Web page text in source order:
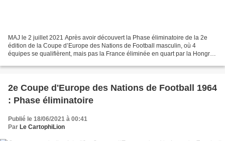
MAJ le 2 juillet 2021 Après avoir découvert la Phase éliminatoire de la 2e
édition de la Coupe d’Europe des Nations de Football masculin, où 4
équipes se qualifièrent, mais pas la France éliminée en quart par la Hongrie,
2e Coupe d'Europe des Nations de Football 1964
: Phase éliminatoire
Publié le 18/06/2021 à 00:41
Par Le CartophiLion